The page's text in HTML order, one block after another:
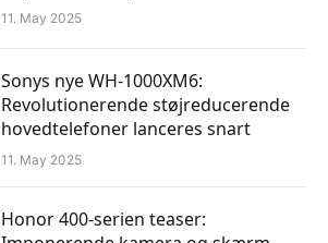
11. May 2025
Sonys nye WH-1000XM6:
Revolutionerende støjreducerende
hovedtelefoner lanceres snart
11. May 2025
Honor 400-serien teaser: